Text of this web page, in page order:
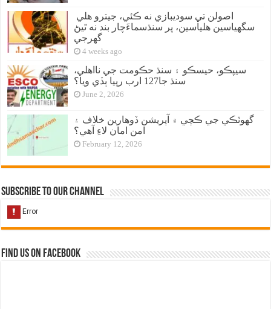
سگهياسين هلياسين، پر سنڌسماءَچار بند نه ٿيڻ
گهرجي
4 weeks ago
سيپڪو، حيسڪو ۽ سنڌ حڪومت جي نااهلي،
سنڌ جا127 ارب رپيا ٻڏي ويا؟
June 2, 2026
گهوٽڪي جي ڪچي ۾ آپريشن ڏوهارين خلاف ۽
امن امان لاءِ آهي؟
February 12, 2026
Subscribe to our Channel
Find us on Facebook